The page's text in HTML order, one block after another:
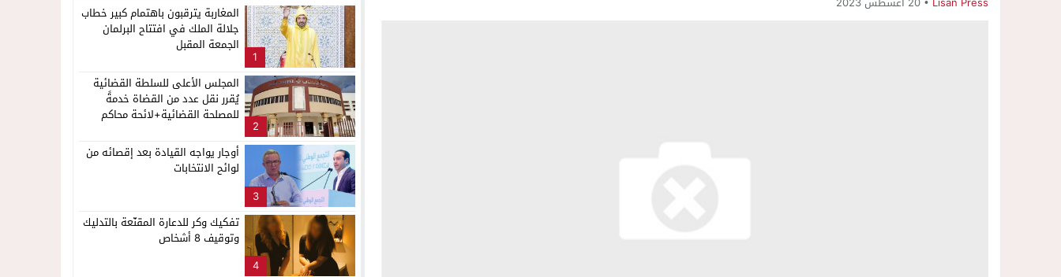
1
المغاربة يترقبون باهتمام كبير خطاب
جلالة الملك في افتتاح البرلمان
الجمعة المقبل
2
المجلس الأعلى للسلطة القضائية
يُقرر نقل عدد من القضاة خدمةً
للمصلحة القضائية+لائحة محاكم
3
أوجار يواجه القيادة بعد إقصائه من
لوائح الانتخابات
4
تفكيك وكر للدعارة المقنّعة بالتدليك
وتوقيف 8 أشخاص